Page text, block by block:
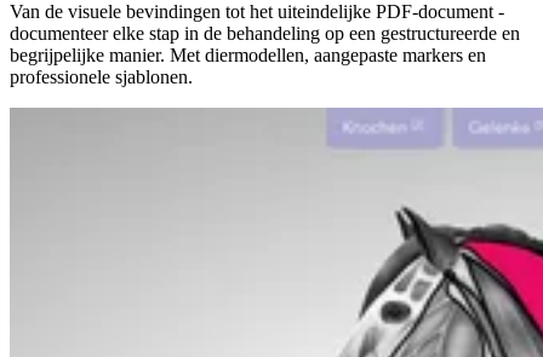
Van de visuele bevindingen tot het uiteindelijke PDF-document -
documenteer elke stap in de behandeling op een gestructureerde en
begrijpelijke manier. Met diermodellen, aangepaste markers en
professionele sjablonen.